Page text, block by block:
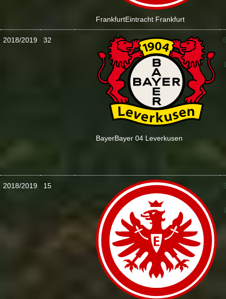
FrankfurtEintracht Frankfurt
2018/2019 32
BayerBayer 04 Leverkusen
:
2018/2019 15
: